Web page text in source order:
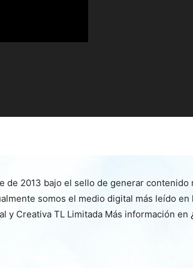
de 2013 bajo el sello de generar contenido
somos el medio digital más leído
y Creativa TL Limitada Más información en